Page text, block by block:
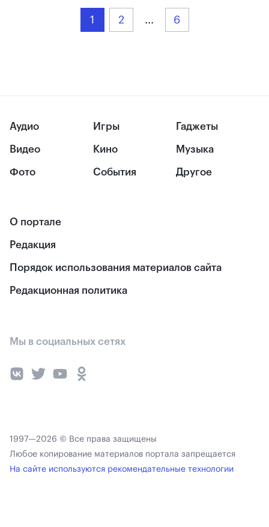
1 2 ... 6
Аудио
Видео
Фото
Игры
Кино
События
Гаджеты
Музыка
Другое
О портале
Редакция
Порядок использования материалов сайта
Редакционная политика
Мы в социальных сетях
1997—2026 © Все права защищены
Любое копирование материалов портала запрещается
На сайте используются рекомендательные технологии